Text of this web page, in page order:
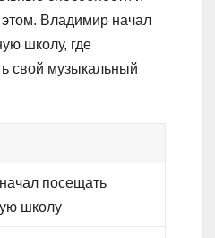
Владимир начал
школу, где
свой музыкальный
посещать
школу